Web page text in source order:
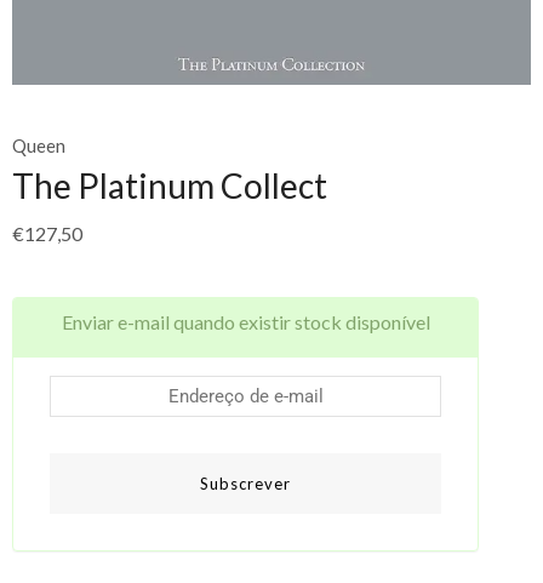
Queen
The Platinum Collect
€127,50
Enviar e-mail quando existir stock disponível
Subscrever